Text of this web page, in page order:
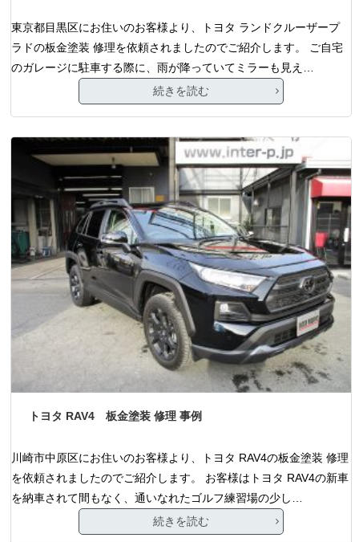
東京都目黒区にお住いのお客様より、トヨタ ランドクルーザープ
ラドの板金塗装 修理を依頼されましたのでご紹介します。 ご自宅
のガレージに駐車する際に、雨が降っていてミラーも見え…
続きを読む
トヨタ RAV4 板金塗装 修理 事例
川崎市中原区にお住いのお客様より、トヨタ RAV4の板金塗装 修理
を依頼されましたのでご紹介します。 お客様はトヨタ RAV4の新車
を納車されて間もなく、通いなれたゴルフ練習場の少し…
続きを読む